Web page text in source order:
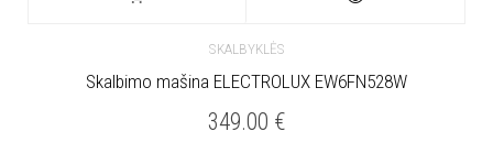
SKALBYKLĖS
Skalbimo mašina ELECTROLUX EW6FN528W
349.00 €